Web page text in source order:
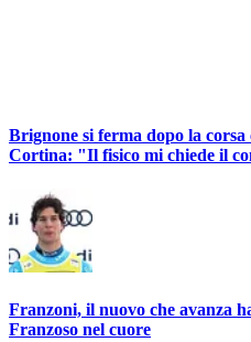
Brignone si ferma dopo la
Cortina: "Il fisico mi chiede il
Franzoni, il nuovo che avanza
Franzoso nel cuore